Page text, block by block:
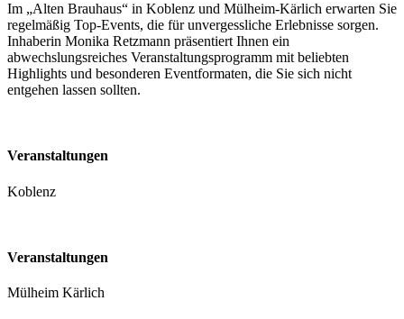
Im „Alten Brauhaus“ in Koblenz und Mülheim-Kärlich erwarten Sie
regelmäßig Top-Events, die für unvergessliche Erlebnisse sorgen.
Inhaberin Monika Retzmann präsentiert Ihnen ein
abwechslungsreiches Veranstaltungsprogramm mit beliebten
Highlights und besonderen Eventformaten, die Sie sich nicht
entgehen lassen sollten.
Veranstaltungen
Koblenz
Veranstaltungen
Mülheim Kärlich